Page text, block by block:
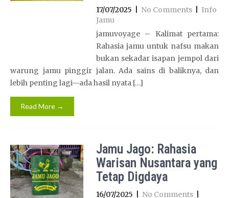
17/07/2025 No Comments
Info
Jamu
jamuvoyage – Kalimat pertama:
Rahasia jamu untuk nafsu makan
bukan sekadar isapan jempol dari
warung jamu pinggir jalan. Ada sains di baliknya, dan
lebih penting lagi—ada hasil nyata […]
Read More →
Jamu Jago: Rahasia
Warisan Nusantara yang
Tetap Digdaya
16/07/2025 No Comments